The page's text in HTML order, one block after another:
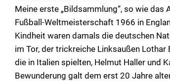
Meine erste „Bildsammlung“, so wie das
Fußball-Weltmeisterschaft 1966 in
Kindheit waren damals die deutschen
im Tor, der trickreiche Linksaußen
die in Italien spielten, Helmut Haller und
Bewunderung galt dem erst 20 Jahre